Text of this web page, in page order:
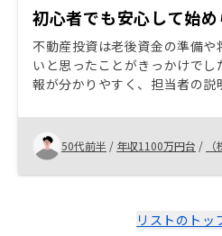
初心者でも安心して始
不動産投資は老後資金の準備や
いと思ったことがきっかけでし
報が分かりやすく、担当者の説
た。契約までの流れもスムー
いと感じました。これから投
できます。
50代前半 / 年収1100万円台 /
リストのトッ